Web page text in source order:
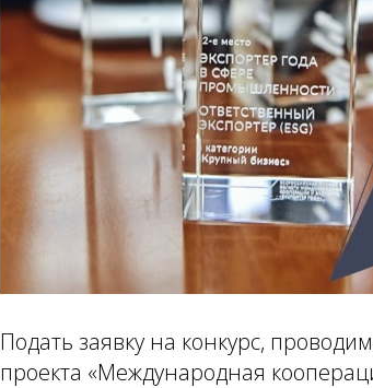
Подать заявку на конкурс,
проекта «Международная